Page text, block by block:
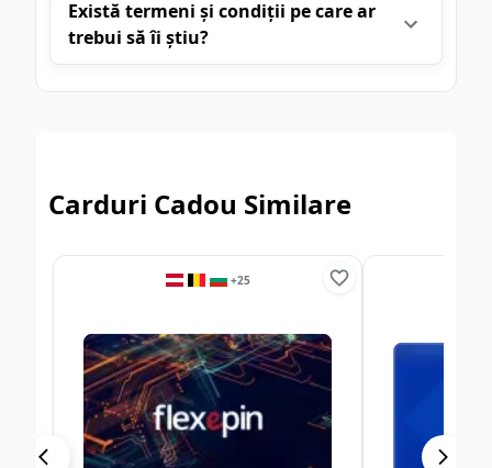
Există termeni și condiții pe care ar
trebui să îi știu?
Carduri Cadou Similare
+25